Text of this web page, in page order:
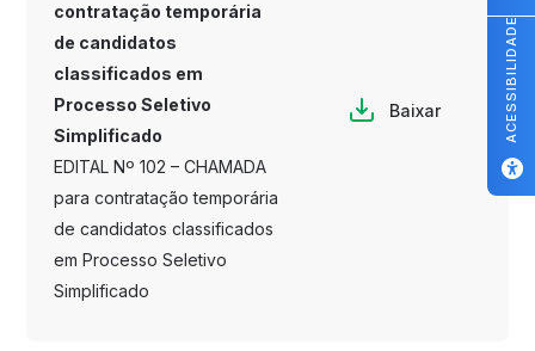
contratação temporária
de candidatos
classificados em
Processo Seletivo
Simplificado
EDITAL Nº 102 – CHAMADA
para contratação temporária
de candidatos classificados
em Processo Seletivo
Simplificado
Baixar ACESSIBILIDADE